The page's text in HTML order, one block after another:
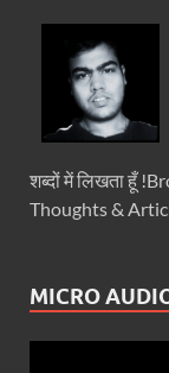
शब्दों में लिखता हूँ
Thoughts &
MICRO